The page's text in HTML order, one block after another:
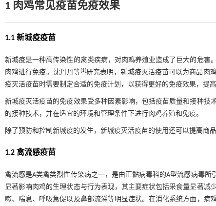
1 肉鸡常见疫苗免疫效果
1.1 新城疫疫苗
新城疫是一种高传染性的禽类疾病，对肉鸡养殖业造成了巨大的危
肉鸡进行免疫。沈丹丹等[1]研究表明，新城疫灭活疫苗可以为商品肉
疫灭活疫苗时需要制定合适的免疫计划，以获得更好的免疫效果，提高
新城疫灭活疫苗的免疫效果受多种因素影响，包括疫苗质量和接种
的接种技术，并在适宜的环境和管理条件下进行肉鸡养殖和免疫。
除了预防和控制新城疫的发生，新城疫灭活疫苗的使用还可以提高商
1.2 禽流感疫苗
禽流感是A类禽类烈性传染病之一，是由正黏病毒科的A型流感病毒
显著影响肉鸡的生理状态与行为表现，其主要症状包括采食量显著
嗽、喘息、呼吸急促以及鼻部流涕等明显症状。在消化系统方面，